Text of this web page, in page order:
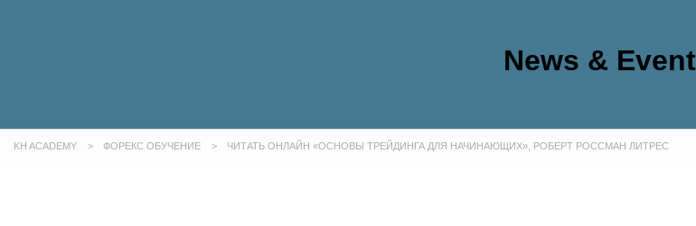
News &
KH ACADEMY > ФОРЕКС ОБУЧЕНИЕ > ЧИТАТЬ ОНЛАЙН «ОСНОВЫ ТРЕЙДИНГА ДЛЯ НАЧИНАЮЩИХ», РОБЕРТ РОССМАН ЛИТРЕС